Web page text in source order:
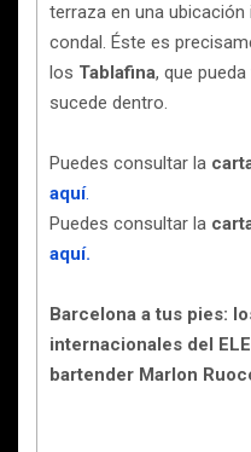
terraza en una ubicación
condal. Éste es
los Tablafina, que
sucede dentro.
Puedes consultar la
aquí.
Puedes consultar la
aquí.
Barcelona a tus pies:
internacionales del
bartender Marlon